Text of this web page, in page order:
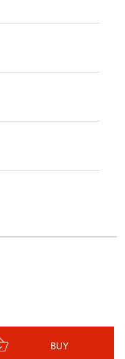
BUY